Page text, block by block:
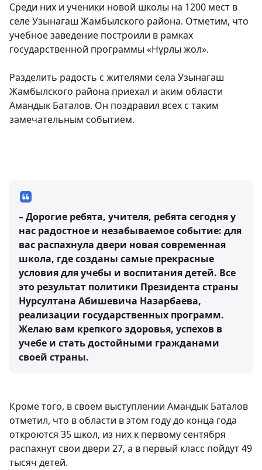
Среди них и ученики новой школы на 1200 мест в
селе Узынагаш Жамбылского района. Отметим, что
учебное заведение построили в рамках
государственной программы «Нұрлы жол».
Разделить радость с жителями села Узынагаш
Жамбылского района приехал и аким области
Амандык Баталов. Он поздравил всех с таким
замечательным событием.
– Дорогие ребята, учителя, ребята сегодня у
нас радостное и незабываемое событие: для
вас распахнула двери новая современная
школа, где созданы самые прекрасные
условия для учебы и воспитания детей. Все
это результат политики Президента страны
Нурсултана Абишевича Назарбаева,
реализации государственных программ.
Желаю вам крепкого здоровья, успехов в
учебе и стать достойными гражданами
своей страны.
Кроме того, в своем выступлении Амандык Баталов
отметил, что в области в этом году до конца года
откроются 35 школ, из них к первому сентября
распахнут свои двери 27, а в первый класс пойдут 49
тысяч детей.